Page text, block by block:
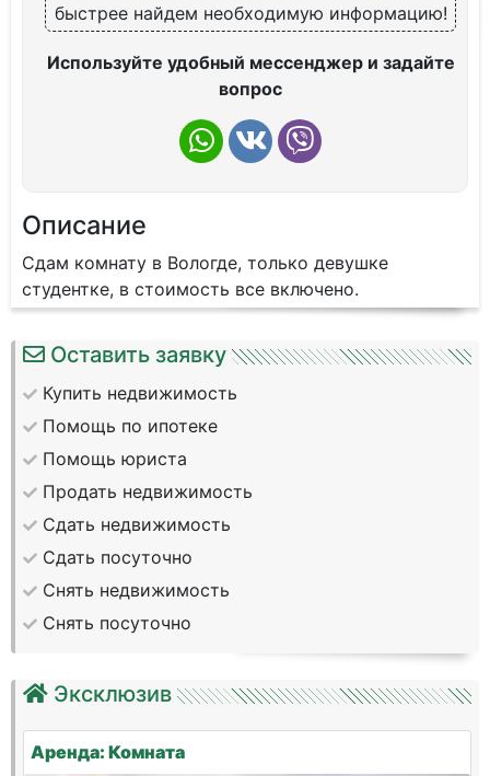
быстрее найдем необходимую информацию!
Используйте удобный мессенджер и задайте
вопрос
Описание
Сдам комнату в Вологде, только девушке
студентке, в стоимость все включено.
Оставить заявку
Купить недвижимость
Помощь по ипотеке
Помощь юриста
Продать недвижимость
Сдать недвижимость
Сдать посуточно
Снять недвижимость
Снять посуточно
Эксклюзив
Аренда: Комната